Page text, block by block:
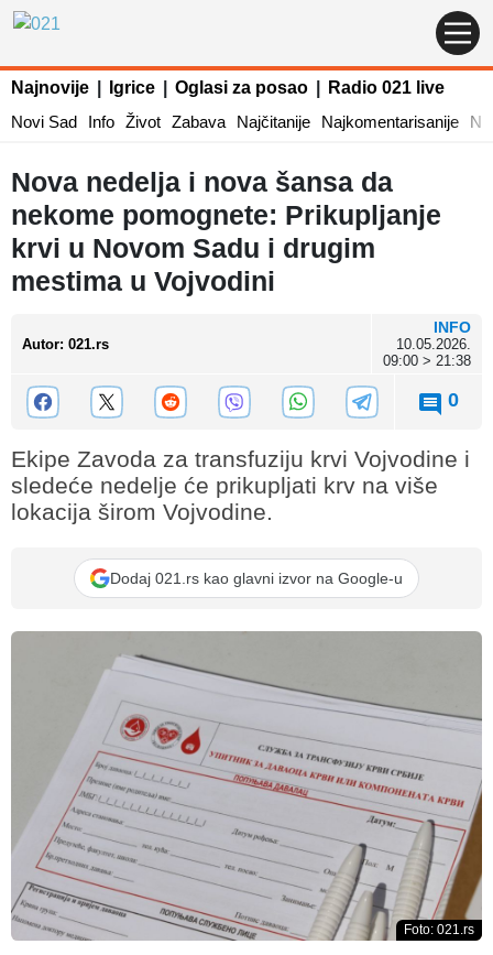
Najnovije Igrice Oglasi za posao
Radio 021 live
Novi Sad
Info Život Zabava Najčitanije Najkomentarisanije
Nova nedelja i nova šansa da
nekome pomognete: Prikupljanje
krvi u Novom Sadu i drugim
mestima u Vojvodini
Autor: 021.rs
INFO
10.05.2026.
09:00 > 21:38
0
Ekipe Zavoda za transfuziju krvi Vojvodine i
sledeće nedelje će prikupljati krv na više
lokacija širom Vojvodine.
Dodaj 021.rs kao glavni izvor na Google-u
Foto: 021.rs